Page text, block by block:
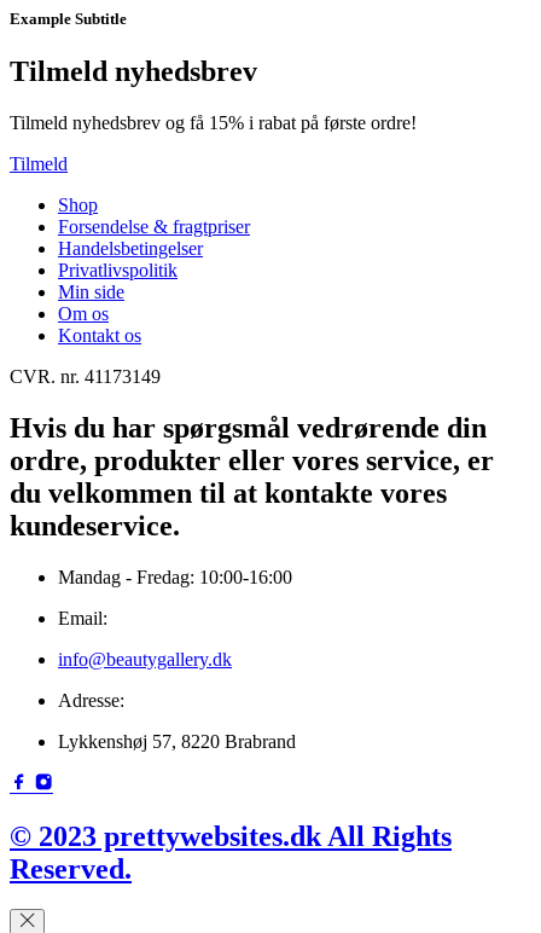
Example Subtitle
Tilmeld nyhedsbrev
Tilmeld nyhedsbrev og få 15% i rabat på første ordre!
Tilmeld
Shop
Forsendelse & fragtpriser
Handelsbetingelser
Privatlivspolitik
Min side
Om os
Kontakt os
CVR. nr. 41173149
Hvis du har spørgsmål vedrørende din
ordre, produkter eller vores service, er
du velkommen til at kontakte vores
kundeservice.
Mandag - Fredag: 10:00-16:00
Email:
info@beautygallery.dk
Adresse:
Lykkenshøj 57, 8220 Brabrand
© 2023 prettywebsites.dk All Rights
Reserved.